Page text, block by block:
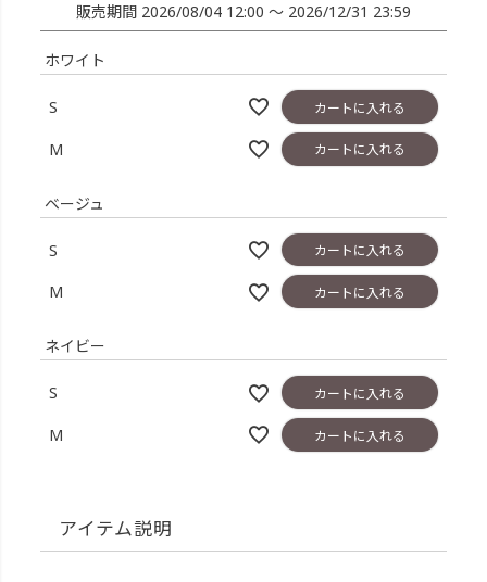
販売期間 2026/08/04 12:00 〜 2026/12/31 23:59
ホワイト
S カートに入れる
M カートに入れる
ベージュ
S カートに入れる
M カートに入れる
ネイビー
S カートに入れる
M カートに入れる
アイテム説明